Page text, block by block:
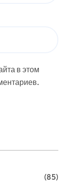
в этом
(85)